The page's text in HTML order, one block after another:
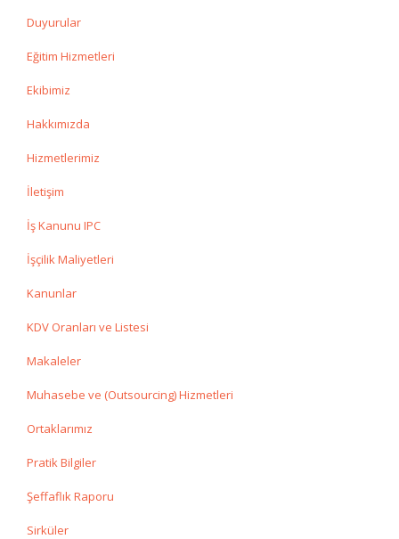
Duyurular
Eğitim Hizmetleri
Ekibimiz
Hakkımızda
Hizmetlerimiz
İletişim
İş Kanunu IPC
İşçilik Maliyetleri
Kanunlar
KDV Oranları ve Listesi
Makaleler
Muhasebe ve (Outsourcing) Hizmetleri
Ortaklarımız
Pratik Bilgiler
Şeffaflık Raporu
Sirküler